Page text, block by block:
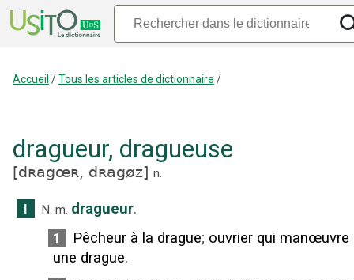
Accueil /Tous les articles de dictionnaire /
dragueur, dragueuse
[dʀagœʀ, dʀagøz] n.
I N. m. dragueur.
1 Pêcheur à la drague; ouvrier qui manœuvre
une drague.